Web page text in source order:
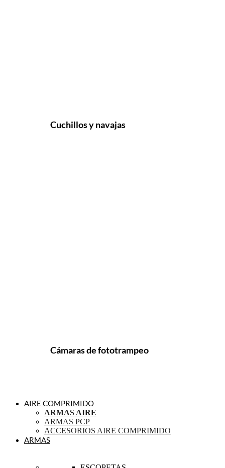
Cuchillos y navajas
Cámaras de fototrampeo
AIRE COMPRIMIDO
ARMAS AIRE
ARMAS PCP
ACCESORIOS AIRE COMPRIMIDO
ARMAS